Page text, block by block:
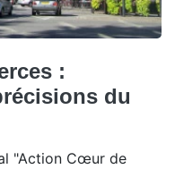
:
du
"Action Cœur de